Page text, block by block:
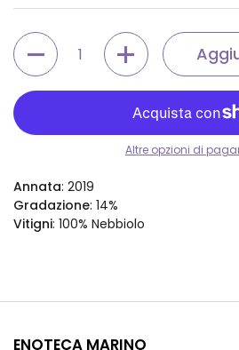
Quantità
Altre opzioni di
Annata: 2019
Gradazione: 14%
Vitigni: 100% Nebbiolo
ENOTECA MARINO